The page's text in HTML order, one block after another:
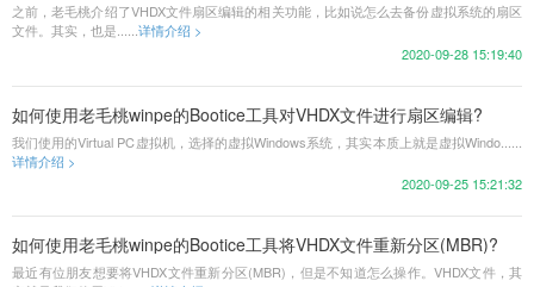
之前，老毛桃介绍了VHDX文件扇区编辑​的相关功能，比如说怎么去备份虚拟系统的扇区
文件。其实，也是......详情介绍 >
2020-09-28 15:19:40
如何使用老毛桃winpe的Bootice工具对VHDX文件进行扇区编辑?
​我们使用的Virtual PC虚拟机，选择的虚拟Windows系统，其实本质上就是虚拟Windo......
详情介绍 >
2020-09-25 15:21:32
如何使用老毛桃winpe的Bootice工具将VHDX文件重新分区(MBR)?
最近有位朋友想要将VHDX文件重新分区(MBR)，但是不知道怎么操作。VHDX文件，其